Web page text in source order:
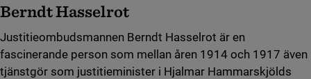
Berndt Hasselrot
Justitieombudsmannen Berndt Hasselrot är en
fascinerande person som mellan åren 1914 och 1917 även
tjänstgör som justitieminister i Hjalmar Hammarskjölds